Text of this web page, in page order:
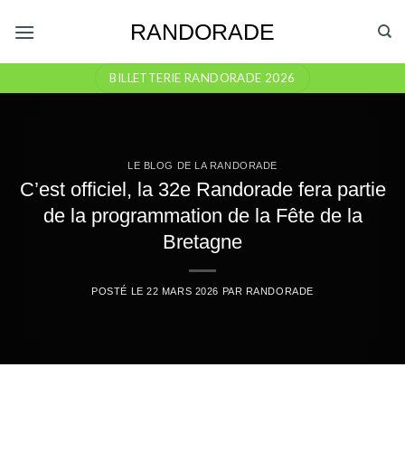
RANDORADE
BILLETTERIE RANDORADE 2026
LE BLOG DE LA RANDORADE
C’est officiel, la 32e Randorade fera partie
de la programmation de la Fête de la
Bretagne
POSTÉ LE22 MARS 2026 PAR RANDORADE